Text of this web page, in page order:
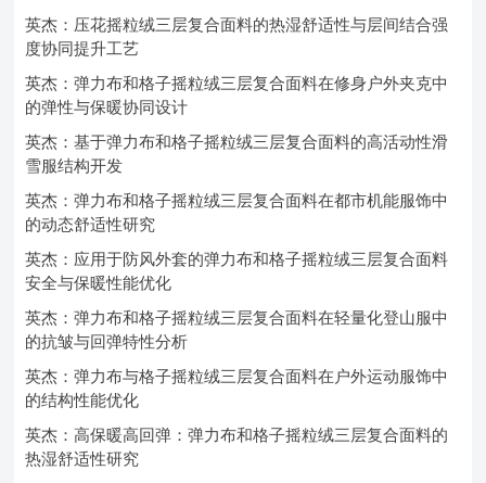
英杰：压花摇粒绒三层复合面料的热湿舒适性与层间结合强
度协同提升工艺
英杰：弹力布和格子摇粒绒三层复合面料在修身户外夹克中
的弹性与保暖协同设计
英杰：基于弹力布和格子摇粒绒三层复合面料的高活动性滑
雪服结构开发
英杰：弹力布和格子摇粒绒三层复合面料在都市机能服饰中
的动态舒适性研究
英杰：应用于防风外套的弹力布和格子摇粒绒三层复合面料
安全与保暖性能优化
英杰：弹力布和格子摇粒绒三层复合面料在轻量化登山服中
的抗皱与回弹特性分析
英杰：弹力布与格子摇粒绒三层复合面料在户外运动服饰中
的结构性能优化
英杰：高保暖高回弹：弹力布和格子摇粒绒三层复合面料的
热湿舒适性研究